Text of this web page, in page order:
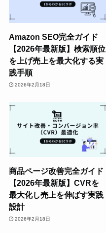
Amazon SEO完全ガイド
【2026年最新版】検索順位
を上げ売上を最大化する実
践手順
2026年2月18日
商品ページ改善完全ガイド
【2026年最新版】CVRを
最大化し売上を伸ばす実践
設計
2026年2月18日